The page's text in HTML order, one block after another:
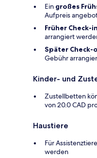
Ein großes
Aufpreis
Früher Check-in
arrangiert
Später Check-
Gebühr
Kinder- und
Zustellbetten
von 20.0 CAD
Haustiere
Für
werden